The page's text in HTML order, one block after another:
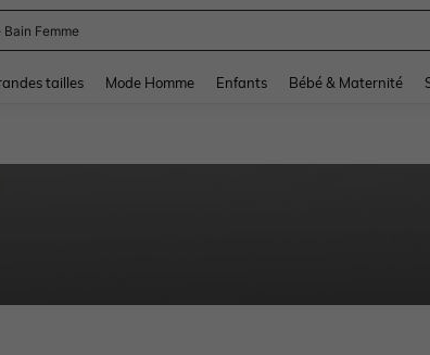
Femme
tailles Mode Homme Enfants Bébé & Maternité